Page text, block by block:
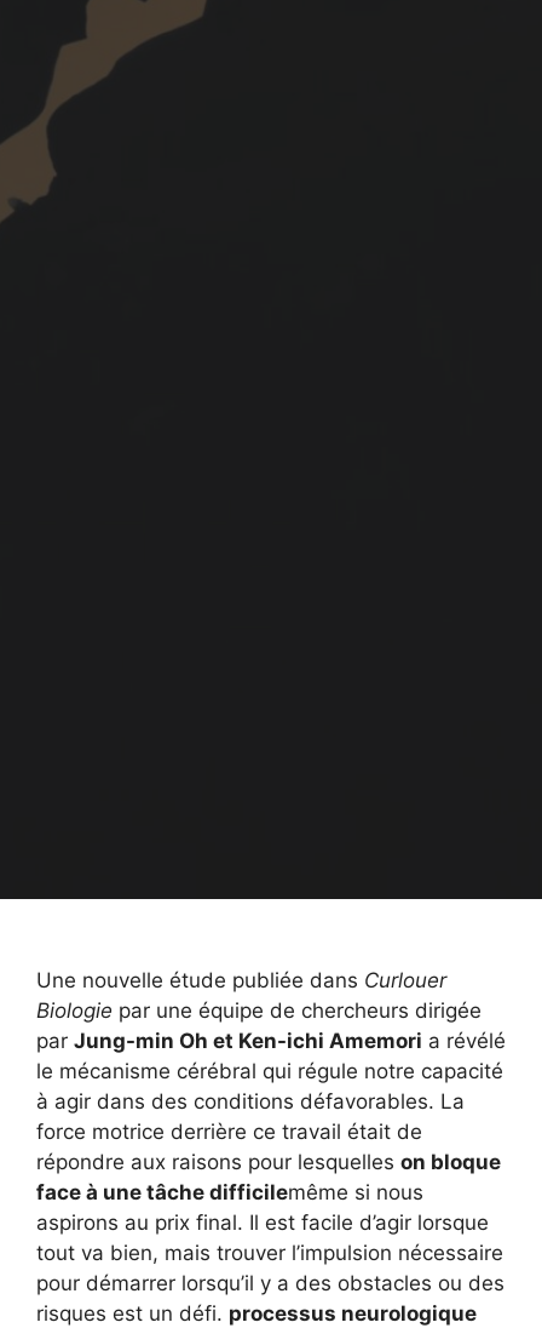
Une nouvelle étude publiée dans Curlouer
Biologie par une équipe de chercheurs dirigée
par Jung-min Oh et Ken-ichi Amemori a révélé
le mécanisme cérébral qui régule notre capacité
à agir dans des conditions défavorables. La
force motrice derrière ce travail était de
répondre aux raisons pour lesquelles on bloque
face à une tâche difficilemême si nous
aspirons au prix final. Il est facile d’agir lorsque
tout va bien, mais trouver l’impulsion nécessaire
pour démarrer lorsqu’il y a des obstacles ou des
risques est un défi. processus neurologique